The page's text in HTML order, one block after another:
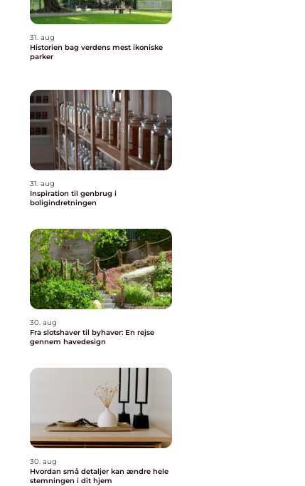
31. aug
Historien bag verdens mest ikoniske
parker
31. aug
Inspiration til genbrug i
boligindretningen
30. aug
Fra slotshaver til byhaver: En rejse
gennem havedesign
30. aug
Hvordan små detaljer kan ændre hele
stemningen i dit hjem